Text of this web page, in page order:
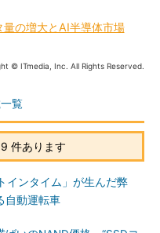
量の増大とAI半導体市場
© ITmedia, Inc. All Rights Reserved.
覧
件あります
インタイム」が生んだ弊
自動運転車